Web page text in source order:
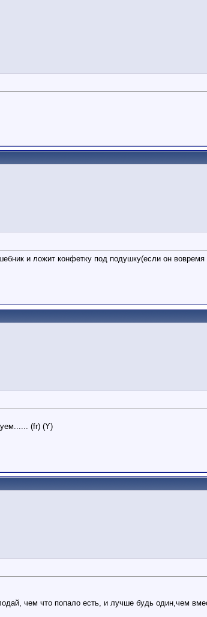
и ложит конфетку под подушку(если он вовремя
(fr) (Y)
чем что попало есть, и лучше будь один,чем